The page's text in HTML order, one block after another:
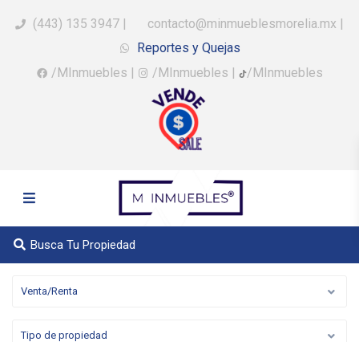
(443) 135 3947 | contacto@minmueblesmorelia.mx |
Reportes y Quejas
/MInmuebles | /MInmuebles | /MInmuebles
Busca Tu Propiedad
Venta/Renta
Tipo de propiedad